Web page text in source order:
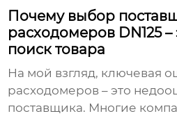
Почему выбор
расходомеров DN125 –
поиск товара
На мой взгляд, ключевая
расходомеров – это
поставщика. Многие